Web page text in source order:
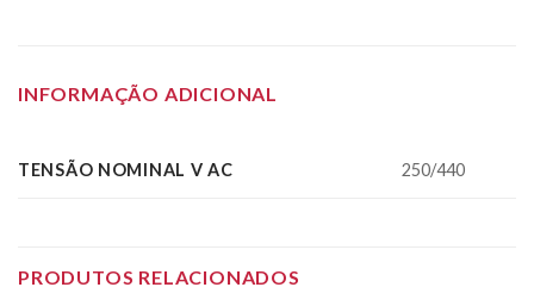
INFORMAÇÃO ADICIONAL
TENSÃO NOMINAL V AC 250/440
PRODUTOS RELACIONADOS